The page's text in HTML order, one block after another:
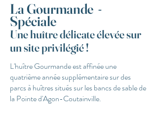
La Gourmande -
Spéciale
Une huître délicate élevée sur
un site privilégié !
L'huître Gourmande est affinée une
quatrième année supplémentaire sur des
parcs à huîtres situés sur les bancs de sable de
la Pointe d'Agon-Coutainville.